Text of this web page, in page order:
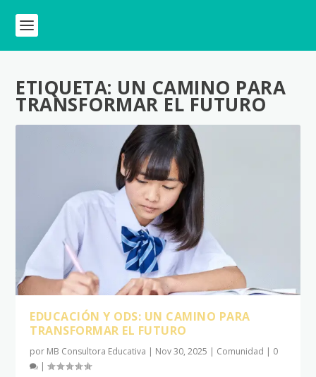
ETIQUETA: UN CAMINO PARA
TRANSFORMAR EL FUTURO
EDUCACIÓN Y ODS: UN CAMINO PARA
TRANSFORMAR EL FUTURO
por MB Consultora Educativa | Nov 30, 2025 | Comunidad | 0
|